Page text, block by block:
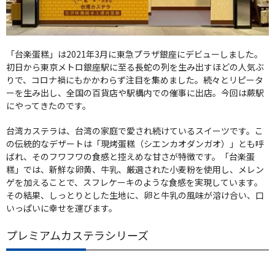
「台楽蛋糕」は2021年3月に東急プラザ銀座にデビューしました。
初日から東京メトロ銀座駅に至る長蛇の列を生み出すほどの人気ぶ
りで、コロナ禍にもかかわらず注目を集めました。続々とリピータ
ーを生み出し、全国の百貨店や駅構内での催事に出店。今回は蕨駅
にやってきたのです。
台湾カステラは、台湾の家庭で愛され続けているスイーツです。こ
の伝統的なデザートは「現烤蛋糕（シエンカオダンガオ）」とも呼
ばれ、そのフワフワの食感と控えめな甘さが特徴です。「台楽蛋
糕」では、新鮮な卵黄、牛乳、厳選された小麦粉を使用し、メレン
ゲを加えることで、スフレケーキのような食感を実現しています。
その結果、しっとりとした生地に、卵と牛乳の風味が溶け合い、口
いっぱいに幸せを運びます。
プレミアムカステラシリーズ